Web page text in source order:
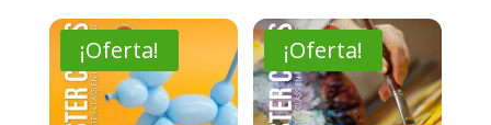
original
era:
$49.99.
actual
$24.99.
original
era:
$49.99.
actual
es:
$24.99.
¡Oferta! ¡Oferta!